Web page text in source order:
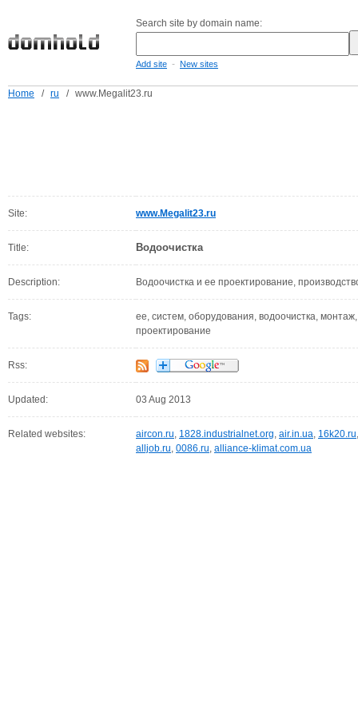
Search site by domain name:
Add site - New sites
Home / ru / www.Megalit23.ru
Site: www.Megalit23.ru
Title: Водоочистка
Description: Водоочистка и ее проектирование,
Tags:
ее, систем, оборудования, водоочистка,
проектирование
Rss:
Updated: 03 Aug 2013
Related websites: aircon.ru, 1828.industrialnet.org, air.in.ua, 16k20.ru
alljob.ru, 0086.ru, alliance-klimat.com.ua